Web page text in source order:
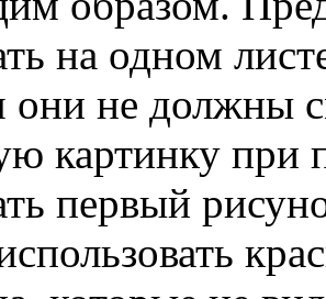
на одном
они не должны
картинку при
первый